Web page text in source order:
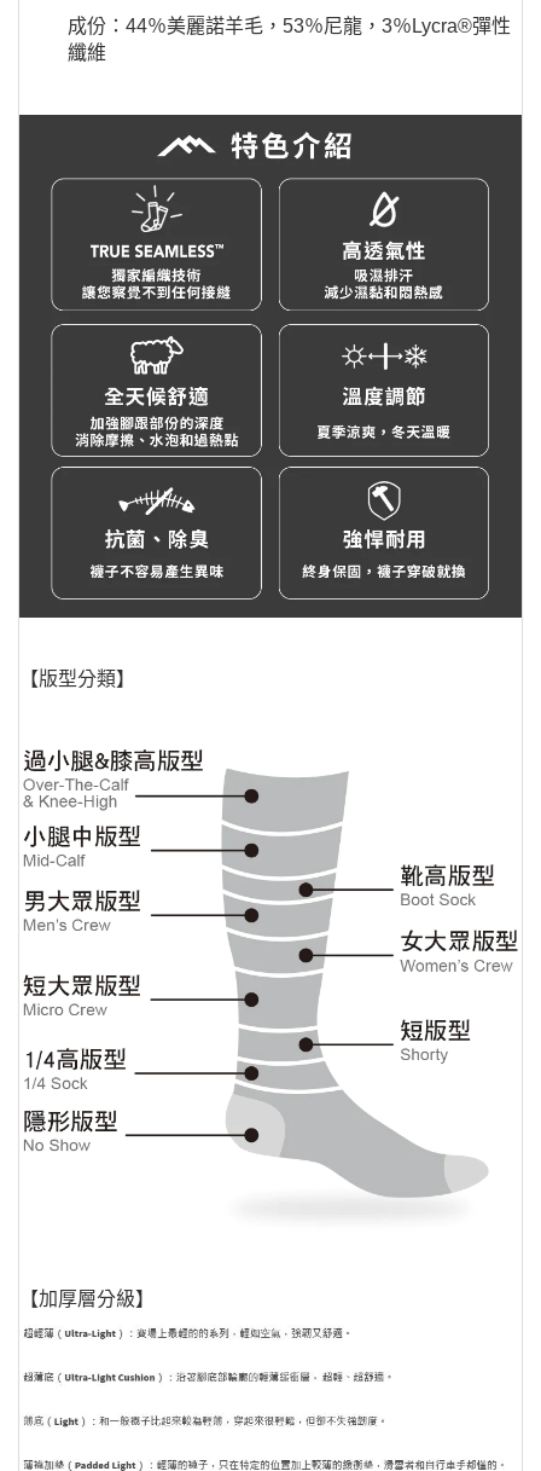
成份：44％美麗諾羊毛，53％尼龍，3％Lycra®彈性
纖維
【版型分類】
【加厚層分級】